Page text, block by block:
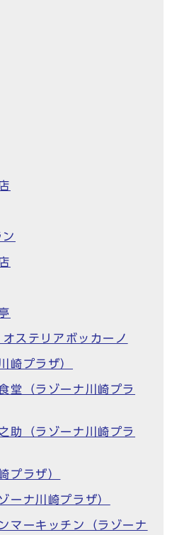
テリアボッカーノ
崎プラザ）
堂（ラゾーナ川崎プラ
助（ラゾーナ川崎プラ
プラザ）
ーナ川崎プラザ）
マーキッチン（ラゾーナ